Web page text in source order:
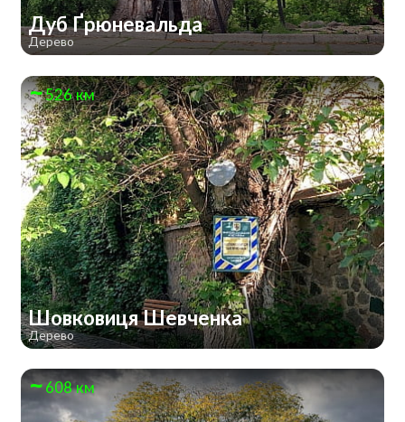
Дуб Ґрюневальда
Дерево
526 км
Шовковиця Шевченка
Дерево
608 км